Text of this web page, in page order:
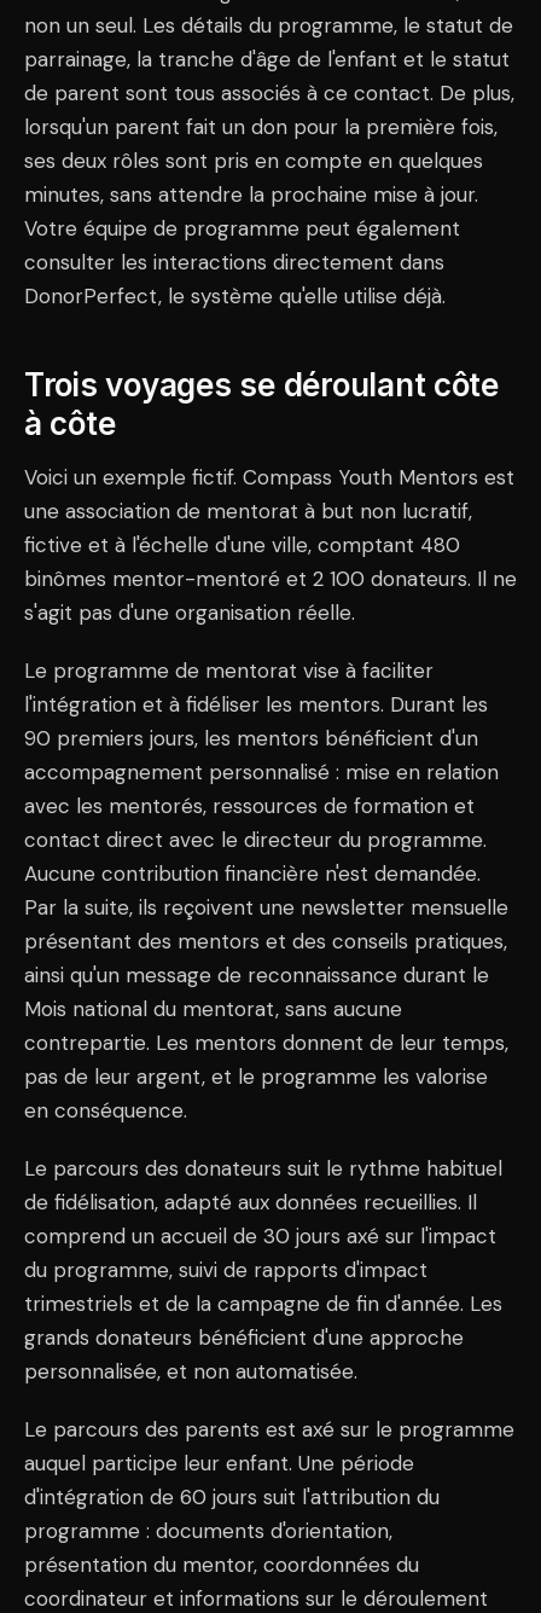
non un seul. Les détails du programme, le statut de
parrainage, la tranche d'âge de l'enfant et le statut
de parent sont tous associés à ce contact. De plus,
lorsqu'un parent fait un don pour la première fois,
ses deux rôles sont pris en compte en quelques
minutes, sans attendre la prochaine mise à jour.
Votre équipe de programme peut également
consulter les interactions directement dans
DonorPerfect, le système qu'elle utilise déjà.
Trois voyages se déroulant côte
à côte
Voici un exemple fictif. Compass Youth Mentors est
une association de mentorat à but non lucratif,
fictive et à l'échelle d'une ville, comptant 480
binômes mentor-mentoré et 2 100 donateurs. Il ne
s'agit pas d'une organisation réelle.
Le programme de mentorat vise à faciliter
l'intégration et à fidéliser les mentors. Durant les
90 premiers jours, les mentors bénéficient d'un
accompagnement personnalisé : mise en relation
avec les mentorés, ressources de formation et
contact direct avec le directeur du programme.
Aucune contribution financière n'est demandée.
Par la suite, ils reçoivent une newsletter mensuelle
présentant des mentors et des conseils pratiques,
ainsi qu'un message de reconnaissance durant le
Mois national du mentorat, sans aucune
contrepartie. Les mentors donnent de leur temps,
pas de leur argent, et le programme les valorise
en conséquence.
Le parcours des donateurs suit le rythme habituel
de fidélisation, adapté aux données recueillies. Il
comprend un accueil de 30 jours axé sur l'impact
du programme, suivi de rapports d'impact
trimestriels et de la campagne de fin d'année. Les
grands donateurs bénéficient d'une approche
personnalisée, et non automatisée.
Le parcours des parents est axé sur le programme
auquel participe leur enfant. Une période
d'intégration de 60 jours suit l'attribution du
programme : documents d'orientation,
présentation du mentor, coordonnées du
coordinateur et informations sur le déroulement